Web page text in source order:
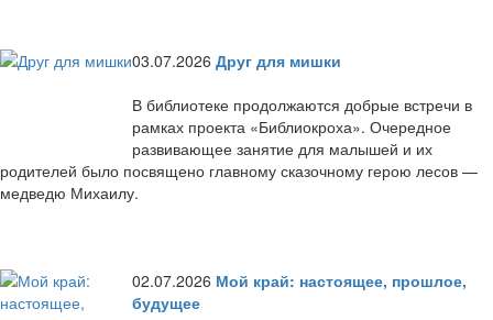
03.07.2026 Друг для мишки
В библиотеке продолжаются добрые встречи в
рамках проекта «Библиокроха». Очередное
развивающее занятие для малышей и их
родителей было посвящено главному сказочному герою лесов —
медведю Михаилу.
02.07.2026 Мой край: настоящее, прошлое,
будущее